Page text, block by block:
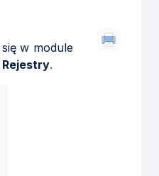
w module
Rejestry.